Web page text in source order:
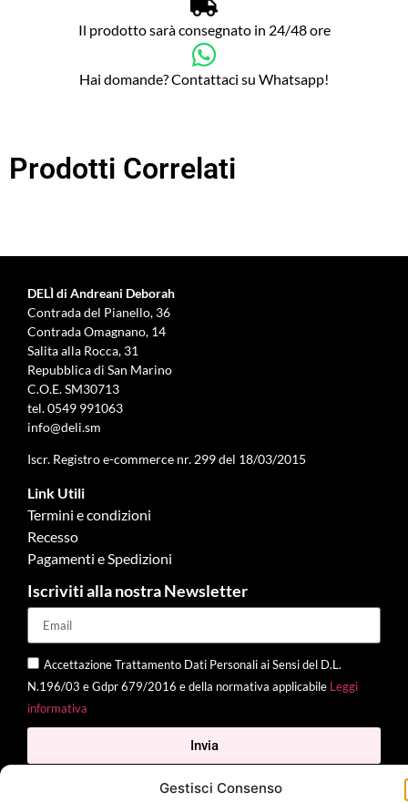
Gestisci Consenso
Il prodotto sarà consegnato in 24/48 ore
Hai domande? Contattaci su Whatsapp!
Prodotti Correlati
DELÌ di Andreani Deborah
Contrada del Pianello, 36
Contrada Omagnano, 14
Salita alla Rocca, 31
Repubblica di San Marino
C.O.E. SM30713
tel.0549 991063
info@deli.sm
Iscr. Registro e-commerce nr. 299 del 18/03/2015
Link Utili
Termini e condizioni
Recesso
Pagamenti e Spedizioni
Iscriviti alla nostra Newsletter
Accettazione Trattamento Dati Personali ai Sensi del D.L.
N.196/03 e Gdpr 679/2016 e della normativa applicabile Leggi
informativa
Invia